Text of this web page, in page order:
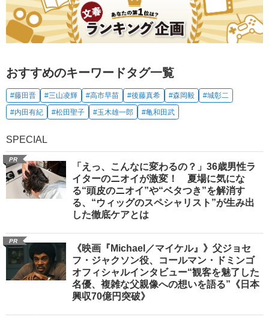
おすすめのキーワードタグ一覧
#藤田晋 #三山凌輝 #高市早苗 #後藤真希 #森岡毅
#城彰二
#内田有紀
#松田聖子 #玉木雄一郎 #亀和田武
SPECIAL
PR
「えっ、こんなに変わるの？」36歳男性ラ
イターのニオイが激変！ 夏場に気にな
る“頭皮のニオイ”や“ベタつき”を解消す
る、“ウィッグのスペシャリスト”が生み出
した徹底ケアとは
PR
《映画『Michael／マイケル』》父ジョセ
フ・ジャクソン役、コールマン・ドミンゴ
オフィシャルインタビュー“観客を魅了した
名優、複雑な父親像への想いを語る”《日本
興収70億円突破》